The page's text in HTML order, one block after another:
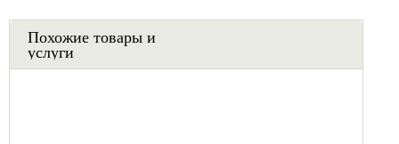
Похожие товары и
услуги